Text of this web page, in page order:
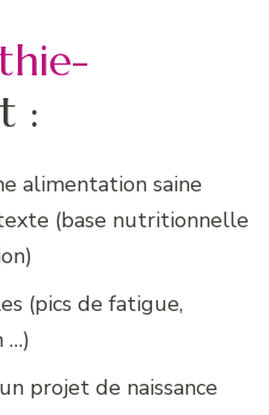
:
alimentation saine
(base nutritionnelle
(pics de fatigue,
…)
projet de naissance